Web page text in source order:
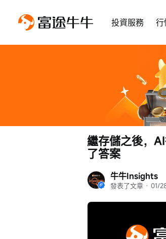
投資服務 行
牛牛Insights
發表了文章 · 01/
繼存儲之後，
了答案